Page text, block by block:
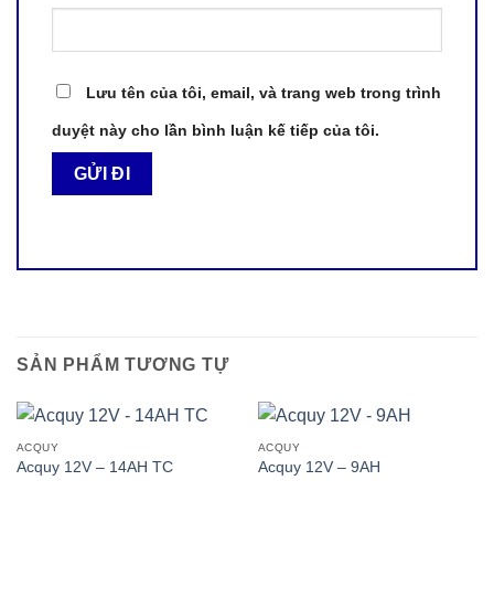
Lưu tên của tôi, email, và trang web trong trình
duyệt này cho lần bình luận kế tiếp của tôi.
SẢN PHẨM TƯƠNG TỰ
ACQUY
Acquy 12V – 14AH TC
ACQUY
Acquy 12V – 9AH